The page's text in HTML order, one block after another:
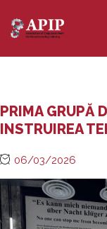
PRIMA GRUPĂ
INSTRUIREA
06/03/2026